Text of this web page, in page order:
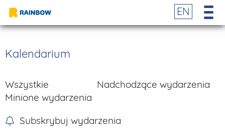
EN
Kalendarium
Wszystkie
Nadchodzące wydarzenia
Minione wydarzenia
Subskrybuj wydarzenia